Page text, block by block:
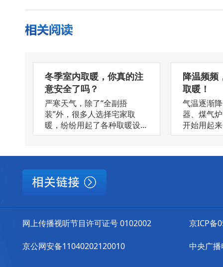
冬季室内取暖，你真的注
意安全了吗？
严寒天气，除了“全副捂
装”外，很多人选择宅家取
暖，纷纷用起了各种取暖设...
降温频频
取暖！
气温逐渐
器、煤气
开始用起
网上传播视听节目许可证号 0102002
京公网安备11040202120010
京ICP备
中央广